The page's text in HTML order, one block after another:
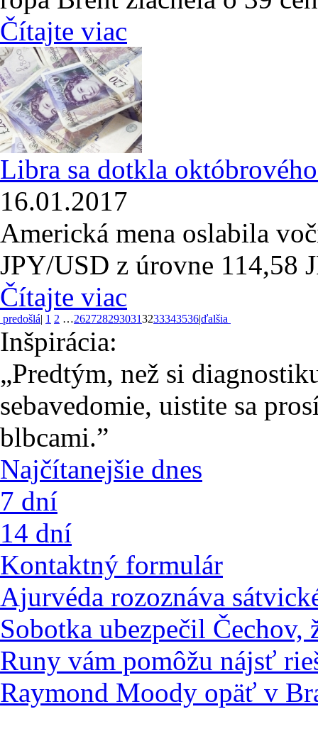
Čítajte viac
Libra sa dotkla
16.01.2017
Americká mena oslabila
JPY/USD z úrovne 114,58
Čítajte viac
predošlá| 1 2 …2627282930313233343536|ďalšia
Inšpirácia:
„Predtým, než si
sebavedomie, uistite sa
blbcami.”
Najčítanejšie dnes
7 dní
14 dní
Kontaktný formulár
Ajurvéda rozoznáva
Sobotka ubezpečil
Runy vám pomôžu nájsť
Raymond Moody opäť v